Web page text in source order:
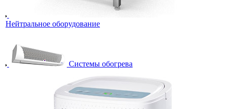
Нейтральное оборудование
Системы обогрева